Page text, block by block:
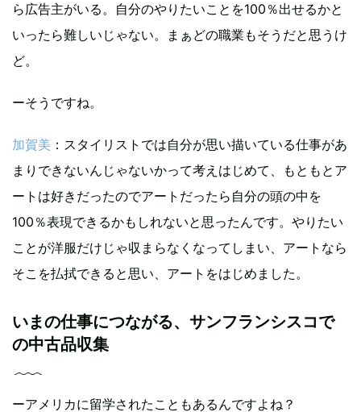
ら広告主がいる。自分のやりたいことを100％出せるかと
いったら難しいじゃない。まぁどの職業もそうだと思うけ
ど。
ーそうですね。
加賀美 ：スタイリストでは自分が思い描いている仕事があ
まりできないんじゃないかって考えはじめて、もともとア
ートは好きだったのでアートだったら自分の頭の中を
100％表現できるかもしれないと思ったんです。やりたい
ことが洋服だけじゃ収まらなくなってしまい、アートなら
そこを払拭できると思い、アートをはじめました。
いまの仕事につながる、サンフランシスコで
の中古品収集
ーアメリカに留学されたこともあるんですよね？